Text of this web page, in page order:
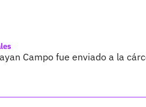
Campo fue enviado a la